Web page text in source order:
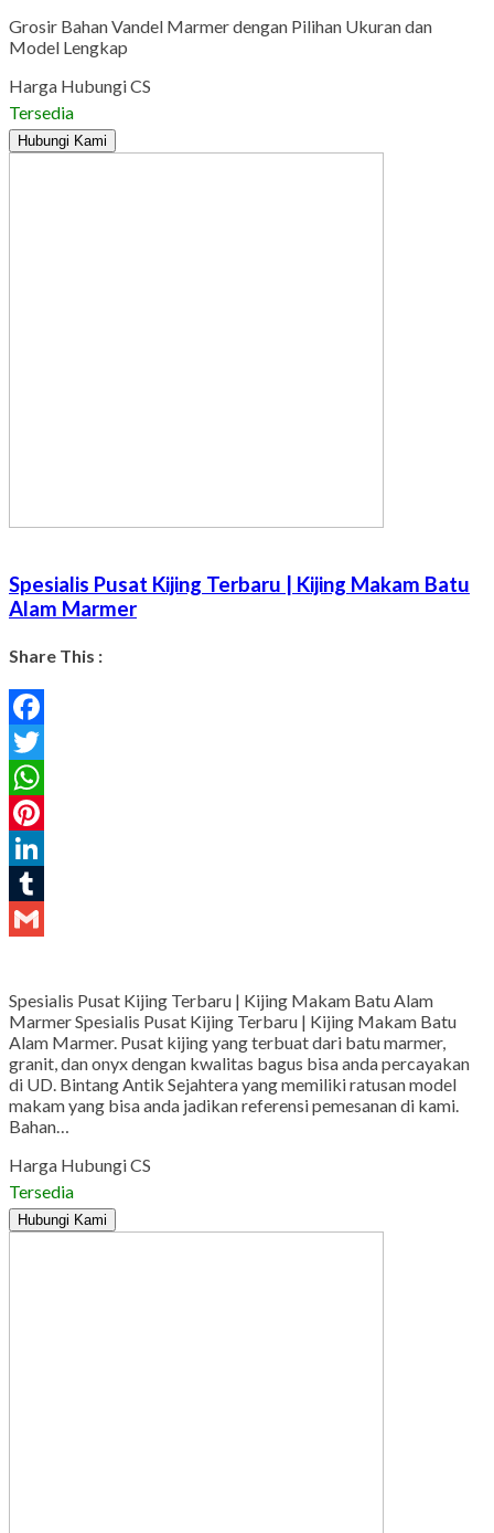
Grosir Bahan Vandel Marmer dengan Pilihan Ukuran dan
Model Lengkap
Harga Hubungi CS
Tersedia
Hubungi Kami
Spesialis Pusat Kijing Terbaru | Kijing Makam Batu
Alam Marmer
Share This :
Facebook
Twitter
WhatsApp
Pinterest
LinkedIn
Tumblr
Spesialis Pusat Kijing Terbaru | Kijing Makam Batu Alam
Marmer Spesialis Pusat Kijing Terbaru | Kijing Makam Batu
Alam Marmer. Pusat kijing yang terbuat dari batu marmer,
granit, dan onyx dengan kwalitas bagus bisa anda percayakan
di UD. Bintang Antik Sejahtera yang memiliki ratusan model
makam yang bisa anda jadikan referensi pemesanan di kami.
Bahan…
Harga Hubungi CS
Tersedia
Hubungi Kami